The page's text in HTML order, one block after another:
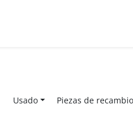
Usado Piezas de recambio